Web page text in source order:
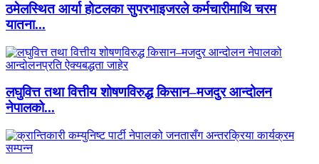
ठमेलस्थित आर्या होटलका सुपरभाइजरले कर्मचारीमाथि चरम
यातना...
लघुवित्त तथा वित्तीय शोषणविरुद्ध किसान–मजदुर आन्दोलन
नेपालको...